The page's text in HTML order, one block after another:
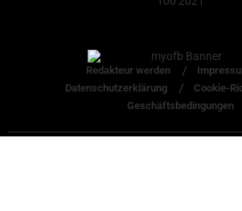
Redakteur werden
Datenschutzerklärung
Cookie-
Geschäftsbedingungen